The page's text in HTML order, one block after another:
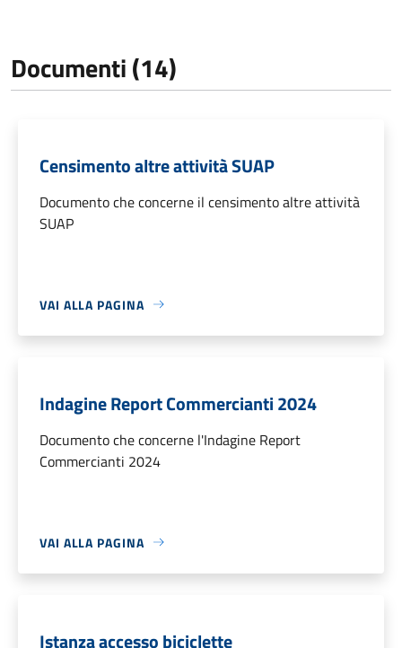
Documenti (14)
Censimento altre attività SUAP
Documento che concerne il censimento altre attività
SUAP
VAI ALLA PAGINA
Indagine Report Commercianti 2024
Documento che concerne l'Indagine Report
Commercianti 2024
VAI ALLA PAGINA
Istanza accesso biciclette